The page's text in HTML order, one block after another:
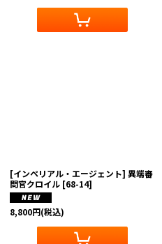
[インペリアル・エージェント] 異端審
問官クロイル [68-14]
8,800円(税込)